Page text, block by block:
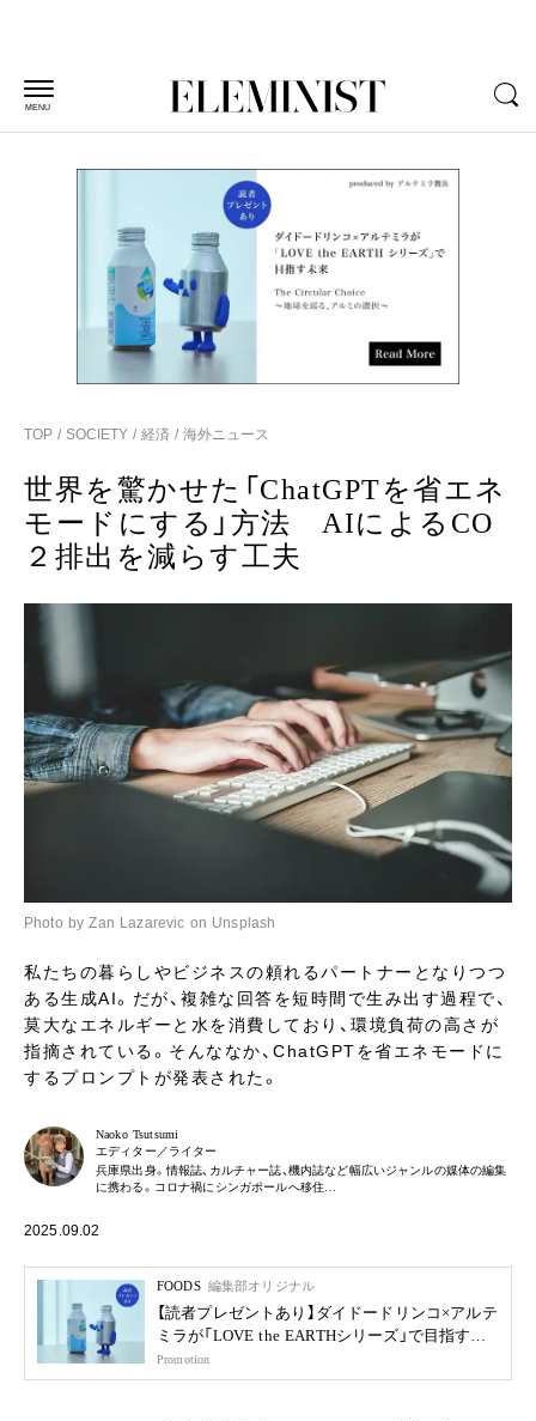
MENU
TOP SOCIETY 経済 海外ニュース
世界を驚かせた「ChatGPTを省エネ
モードにする」方法 AIによるCO
２排出を減らす工夫
Photo by Zan Lazarevic on Unsplash
私たちの暮らしやビジネスの頼れるパートナーとなりつつ
ある生成AI。だが、複雑な回答を短時間で生み出す過程で、
莫大なエネルギーと水を消費しており、環境負荷の高さが
指摘されている。そんななか、ChatGPTを省エネモードに
するプロンプトが発表された。
Naoko Tsutsumi
エディター／ライター
兵庫県出身。情報誌、カルチャー誌、機内誌など幅広いジャンルの媒体の編集
に携わる。コロナ禍にシンガポールへ移住…
2025.09.02
FOODS 編集部オリジナル
【読者プレゼントあり】ダイドードリンコ×アルテ
ミラが「LOVE the EARTHシリーズ」で目指す未
来
Promotion